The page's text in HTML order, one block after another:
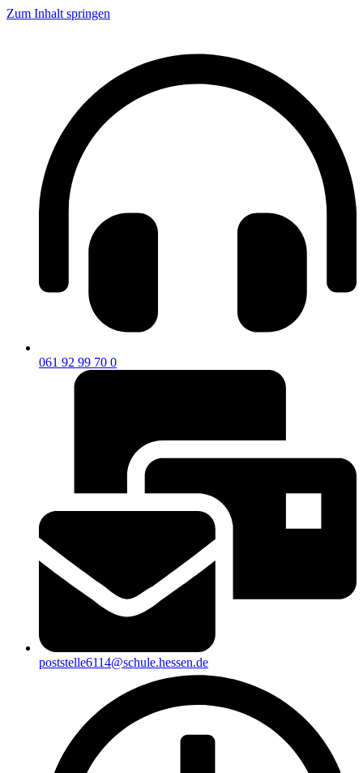
Zum Inhalt springen
061 92 99 70 0
poststelle6114@schule.hessen.de